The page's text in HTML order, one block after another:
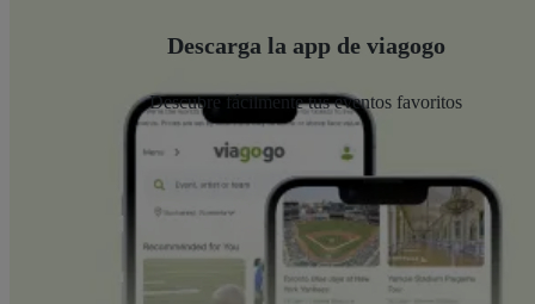
Descarga la app de viagogo
Descubre fácilmente tus eventos favoritos